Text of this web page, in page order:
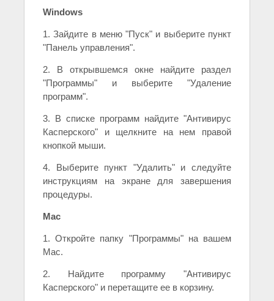
Windows
1. Зайдите в меню "Пуск" и выберите пункт
"Панель управления".
2. В открывшемся окне найдите раздел
"Программы" и выберите "Удаление
программ".
3. В списке программ найдите "Антивирус
Касперского" и щелкните на нем правой
кнопкой мыши.
4. Выберите пункт "Удалить" и следуйте
инструкциям на экране для завершения
процедуры.
Mac
1. Откройте папку "Программы" на вашем
Mac.
2. Найдите программу "Антивирус
Касперского" и перетащите ее в корзину.